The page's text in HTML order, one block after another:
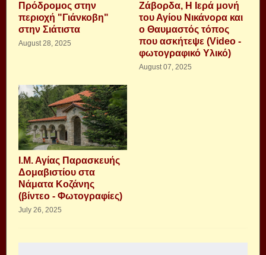
Πρόδρομος στην
περιοχή "Γιάνκοβη"
στην Σιάτιστα
August 28, 2025
Ζάβορδα, Η Ιερά μονή
του Αγίου Νικάνορα και
ο Θαυμαστός τόπος
που ασκήτεψε (Video -
φωτογραφικό Υλικό)
August 07, 2025
Ι.Μ. Αγίας Παρασκευής
Δομαβιστίου στα
Νάματα Κοζάνης
(βίντεο - Φωτογραφίες)
July 26, 2025